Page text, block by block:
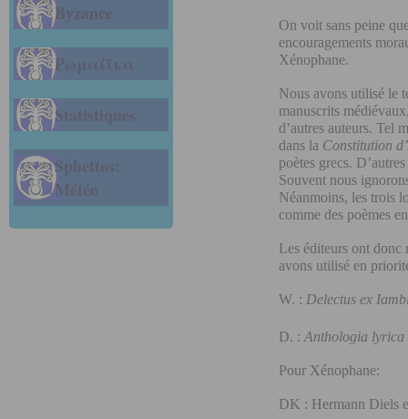
Byzance
Ρωμαίϊκα
Statistiques
Sphettos:
Météo
On voit sans peine
encouragements
Xénophane.
Nous avons utilisé le
manuscrits
d’autres auteurs. Tel
dans la Constitution
poètes grecs.
Souvent nous
Néanmoins, les trois
comme des poèmes
Les éditeurs ont donc
avons utilisé en
W. : Delectus ex
D. :Anthologia lyrica
Pour Xénophane:
DK : Hermann Diels